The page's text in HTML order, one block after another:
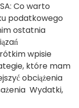
Co warto
podatkowego
ostatnia
wpisie
które mam
obciążenia
Wydatki,